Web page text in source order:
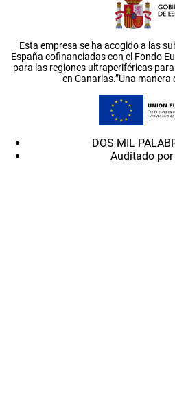
Esta empresa se ha acogido a las
España cofinanciadas con el Fondo
para las regiones ultraperiféricas
en Canarias.”Una manera
DOS MIL
Auditado por